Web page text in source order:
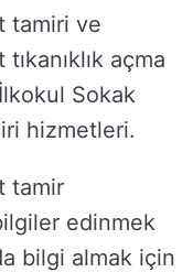
tamiri ve
açma
Sokak
hizmetleri.
tamir
edinmek
bilgi almak için